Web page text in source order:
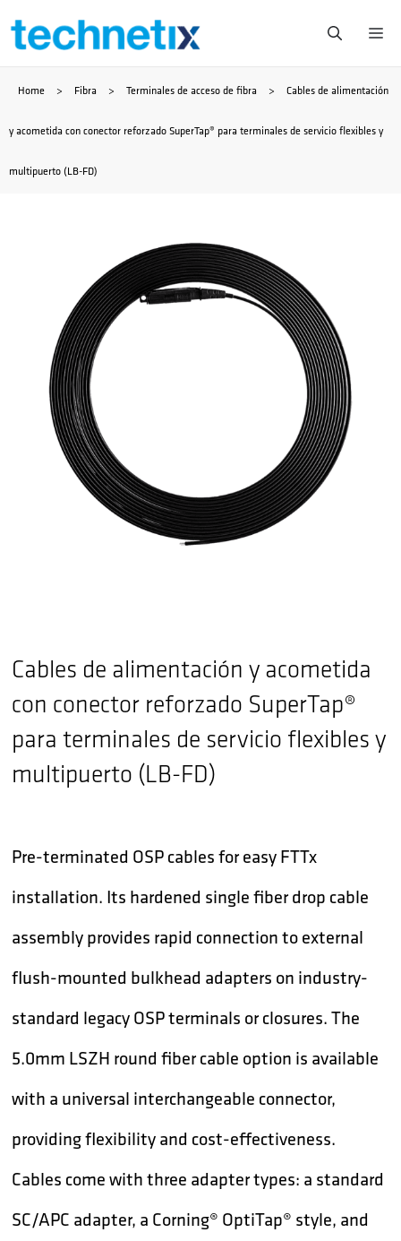
Saltar
contenido
Home > Fibra > Terminales de acceso de fibra > Cables de alimentación
y acometida con conector reforzado SuperTap® para terminales de servicio flexibles y
multipuerto (LB-FD)
Cables de alimentación y acometida
con conector reforzado SuperTap®
para terminales de servicio flexibles y
multipuerto (LB-FD)
Pre-terminated OSP cables for easy FTTx
installation. Its hardened single fiber drop cable
assembly provides rapid connection to external
flush-mounted bulkhead adapters on industry-
standard legacy OSP terminals or closures. The
5.0mm LSZH round fiber cable option is available
with a universal interchangeable connector,
providing flexibility and cost-effectiveness.
Cables come with three adapter types: a standard
SC/APC adapter, a Corning® OptiTap® style, and